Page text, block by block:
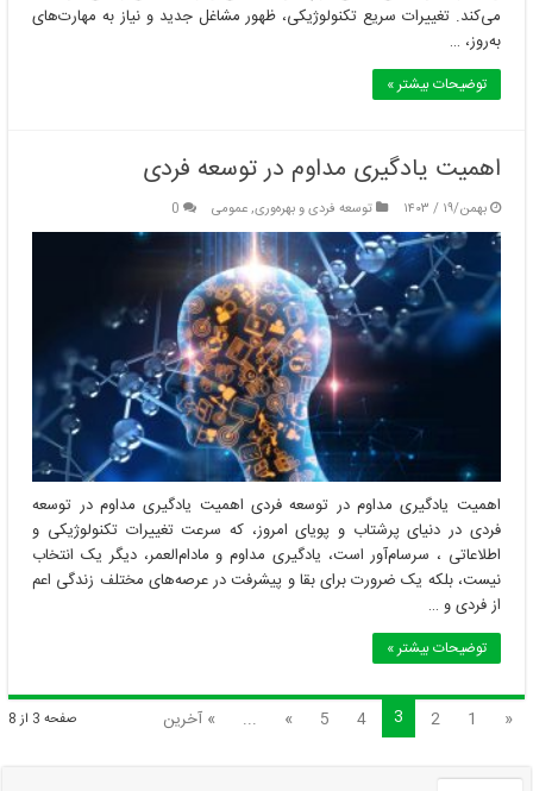
می‌کند. تغییرات سریع تکنولوژیکی، ظهور مشاغل جدید و نیاز به مهارت‌های
به‌روز، …
توضیحات بیشتر »
اهمیت یادگیری مداوم در توسعه فردی
بهمن/۱۹ / ۱۴۰۳ توسعه فردی و بهره‌وری,عمومی 0
اهمیت یادگیری مداوم در توسعه فردی اهمیت یادگیری مداوم در توسعه
فردی در دنیای پرشتاب و پویای امروز، که سرعت تغییرات تکنولوژیکی و
اطلاعاتی ، سرسام‌آور است، یادگیری مداوم و مادام‌العمر، دیگر یک انتخاب
نیست، بلکه یک ضرورت برای بقا و پیشرفت در عرصه‌های مختلف زندگی اعم
از فردی و …
توضیحات بیشتر »
صفحه 3 از 8 «
1
2
3
4
5
»
... » آخرین